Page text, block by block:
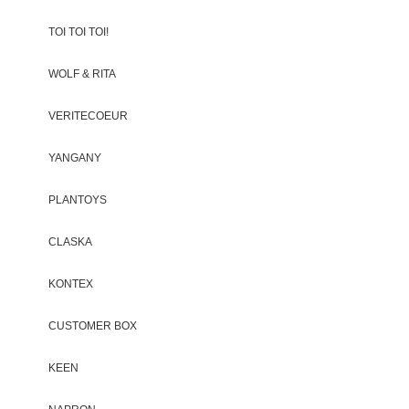
TOI TOI TOI!
WOLF & RITA
VERITECOEUR
YANGANY
PLANTOYS
CLASKA
KONTEX
CUSTOMER BOX
KEEN